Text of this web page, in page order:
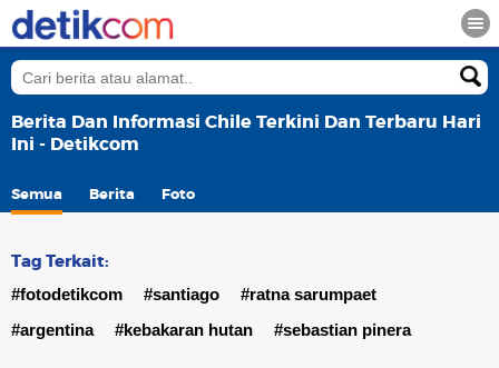
Berita Dan Informasi Chile Terkini Dan Terbaru Hari
Ini - Detikcom
Semua Berita Foto
Tag Terkait:
#fotodetikcom #santiago
#ratna sarumpaet
#argentina
#kebakaran hutan #sebastian pinera